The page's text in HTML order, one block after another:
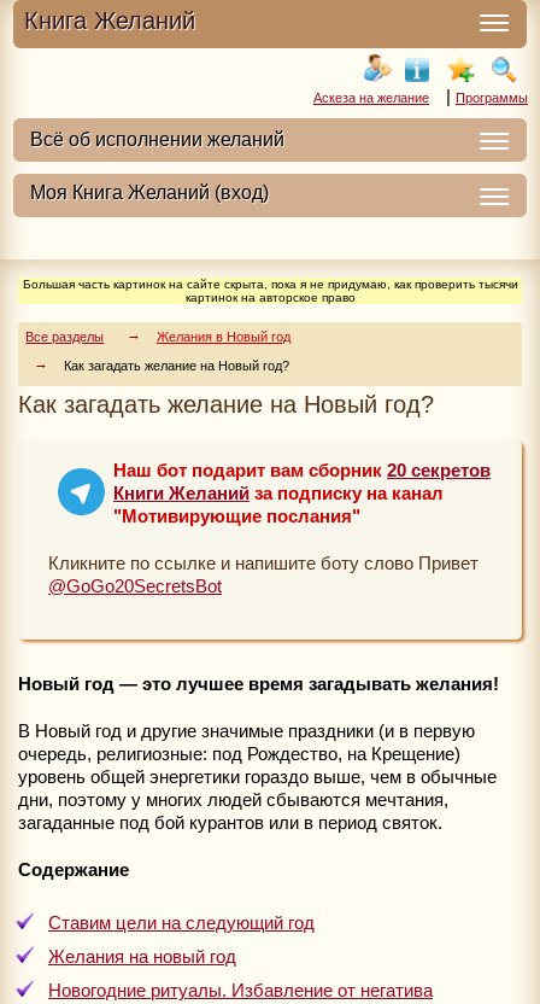
Книга Желаний
Аскеза на желание | Программы
Большая часть картинок на сайте скрыта, пока я не придумаю, как проверить тысячи
картинок на авторское право
Все разделы
Желания в Новый год
Как загадать желание на Новый год?
Как загадать желание на Новый год?
Наш бот подарит вам сборник 20 секретов
Книги Желаний за подписку на канал
"Мотивирующие послания"
Кликните по ссылке и напишите боту слово Привет
@GoGo20SecretsBot
Новый год — это лучшее время загадывать желания!
В Новый год и другие значимые праздники (и в первую
очередь, религиозные: под Рождество, на Крещение)
уровень общей энергетики гораздо выше, чем в обычные
дни, поэтому у многих людей сбываются мечтания,
загаданные под бой курантов или в период святок.
Содержание
Ставим цели на следующий год
Желания на новый год
Новогодние ритуалы. Избавление от негатива